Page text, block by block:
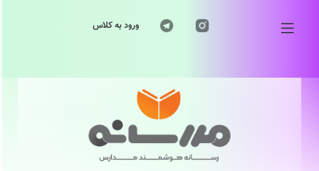
ورود به کلاس